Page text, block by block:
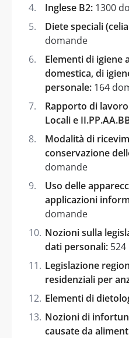
Inglese B2: 1300
Diete speciali
domande
Elementi di igiene
domestica, di
personale: 164
Rapporto di
Locali e
Modalità di
conservazione
domande
Uso delle
applicazioni
domande
Nozioni sulla
dati personali:
Legislazione
residenziali per
Elementi di
Nozioni di
causate da